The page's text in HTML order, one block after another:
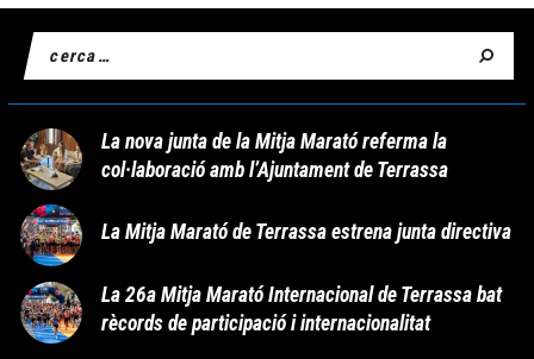
La nova junta de la Mitja Marató referma la
col·laboració amb l’Ajuntament de Terrassa
La Mitja Marató de Terrassa estrena junta directiva
La 26a Mitja Marató Internacional de Terrassa bat
rècords de participació i internacionalitat